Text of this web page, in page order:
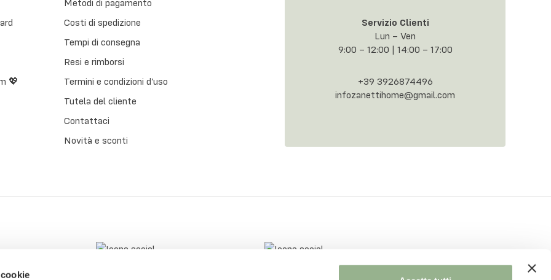
💖
Metodi di pagamento
Costi di spedizione
Tempi di consegna
Resi e rimborsi
Termini e condizioni d’uso
Tutela del cliente
Contattaci
Novità e sconti
Servizio Clienti
Lun – Ven
9:00 – 12:00 | 14:00 – 17:00
+39 3926874496
infozanettihome@gmail.com